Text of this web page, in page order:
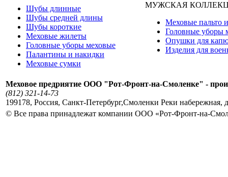
Шубы длинные
Шубы средней длины
Шубы короткие
Меховые жилеты
Головные уборы меховые
Палантины и накидки
Меховые сумки
МУЖСКАЯ
Меховые пальто
Головные уборы
Опушки для
Изделия для
Меховое предриятие ООО "Рот-Фронт-на-Смоленке" -
(812) 321-14-73
199178, Россия, Санкт-Петербург,Смоленки Реки набережная,
© Все права принадлежат компании ООО «Рот-Фронт-на-